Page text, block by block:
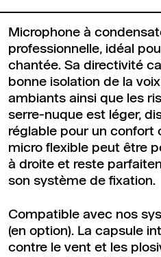
Microphone à
professionnelle, idéal
chantée. Sa directivité
bonne isolation de la
ambiants ainsi que les
serre-nuque est léger,
réglable pour un confort
micro flexible peut être
à droite et reste
son système de fixation.
Compatible avec nos
(en option). La capsule
contre le vent et les